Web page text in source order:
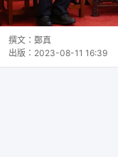
撰文： 鄭真
出版： 2023-08-11 16:39